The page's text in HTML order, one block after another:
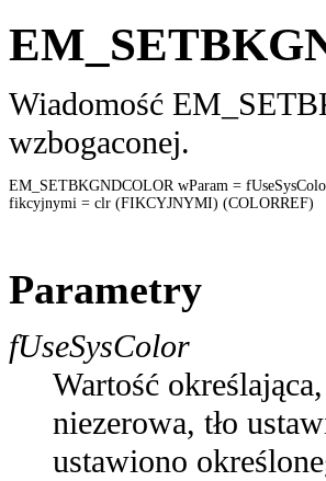
Wiadomość
wzbogaconej.
EM_SETBKGNDCOLOR wParam =
fikcyjnymi = clr (FIKCYJNYMI) (COLORREF)
Parametry
fUseSysColor
Wartość
niezerowa, tło
ustawiono